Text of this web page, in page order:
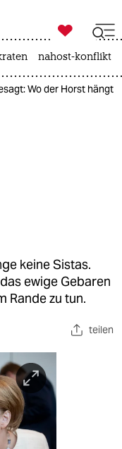

taz zahl ich
nahost-konflikt
Wo der Horst hängt
keine Sistas.
ewige Gebaren
Rande zu tun.
teilen